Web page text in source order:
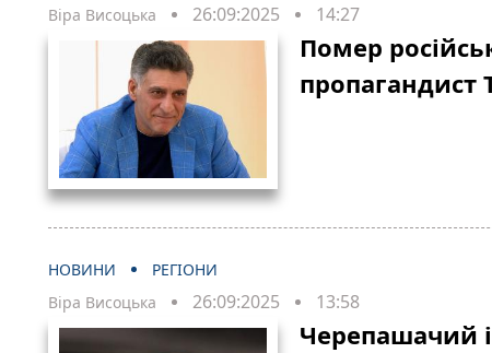
Віра Висоцька
26:09:2025 14:27
Помер
пропагандист
НОВИНИ
РЕГІОНИ
Віра Висоцька
26:09:2025 13:58
Черепашачий